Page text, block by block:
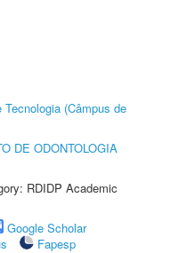
(Câmpus de
DE ODONTOLOGIA
RDIDP Academic
Google Scholar
Fapesp